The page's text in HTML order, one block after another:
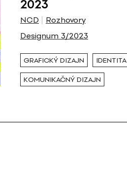
2023
NCD
Rozhovory
Designum 3/2023
GRAFICKÝ DIZAJN IDENTITA
KOMUNIKAČNÝ DIZAJN